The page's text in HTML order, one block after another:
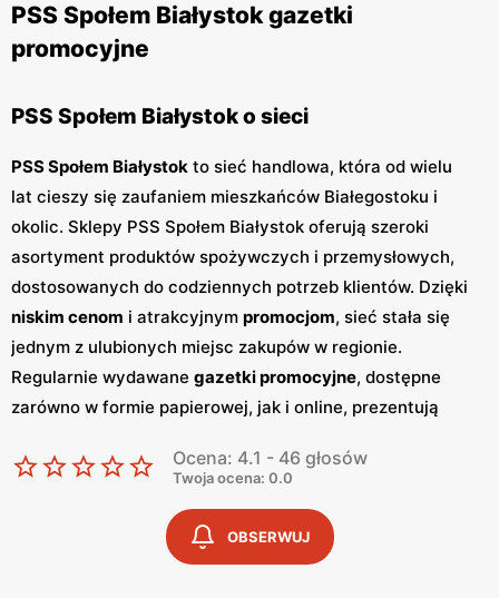
PSS Społem Białystok gazetki
promocyjne
PSS Społem Białystok o sieci
PSS Społem Białystok to sieć handlowa, która od wielu
lat cieszy się zaufaniem mieszkańców Białegostoku i
okolic. Sklepy PSS Społem Białystok oferują szeroki
asortyment produktów spożywczych i przemysłowych,
dostosowanych do codziennych potrzeb klientów. Dzięki
niskim cenom i atrakcyjnym promocjom, sieć stała się
jednym z ulubionych miejsc zakupów w regionie.
Regularnie wydawane gazetki promocyjne, dostępne
zarówno w formie papierowej, jak i online, prezentują
tygodnie, umożliwiając klientom bieżące śledzenie
wspiera również lokalnych producentów, oferując świeże
produkty od regionalnych dostawców. Sklepy sieci są
Ocena: 4.1 - 46 głosów
Twoja ocena: 0.0
OBSERWUJ